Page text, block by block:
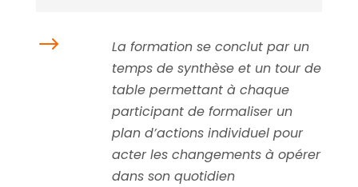
$
La formation se conclut par un
temps de synthèse et un tour de
table permettant à chaque
participant de formaliser un
plan d’actions individuel pour
acter les changements à opérer
dans son quotidien